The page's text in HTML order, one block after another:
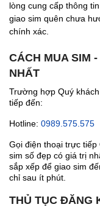
lòng cung cấp thông
giao sim quên chưa
chính xác.
CÁCH MUA SIM
NHẤT
Trường hợp Quý
tiếp đến:
Hotline: 0989.575.575
Gọi điện thoại trực
sim số đẹp có giá trị
sắp xếp để giao sim
chỉ sau ít phút.
THỦ TỤC ĐĂNG